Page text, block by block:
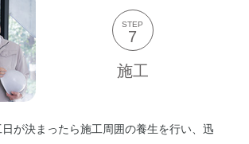
STEP
7
施工
日が決まったら施工周囲の養生を行い、迅